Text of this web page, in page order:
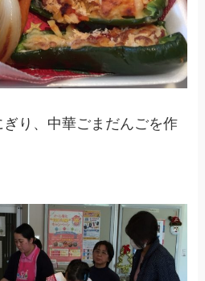
り、中華ごまだんごを作